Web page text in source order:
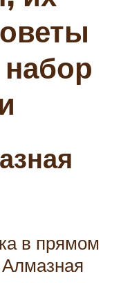
в прямом
Алмазная